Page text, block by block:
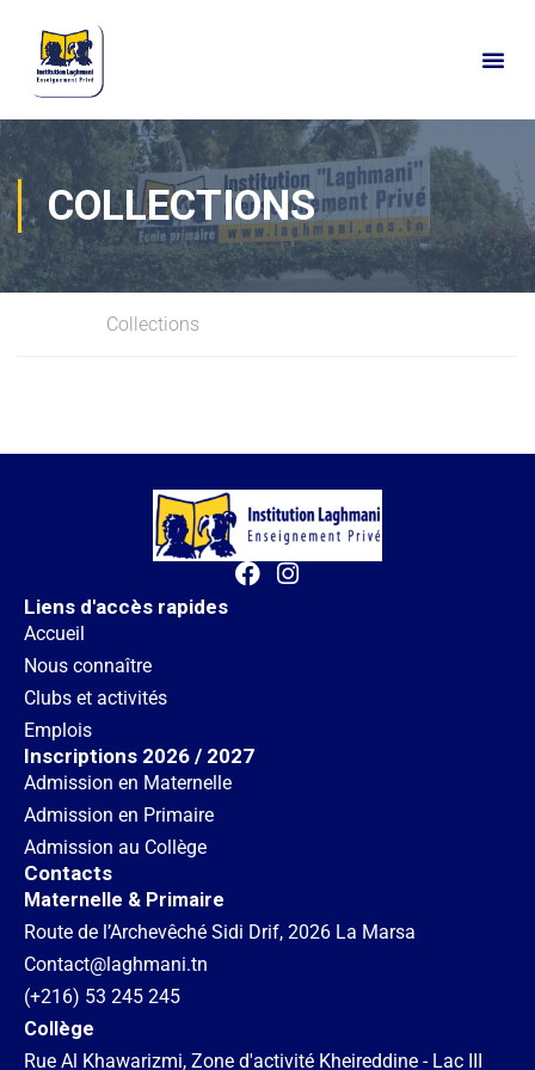
COLLECTIONS
Collections
Liens d'accès rapides
Accueil
Nous connaître
Clubs et activités
Emplois
Inscriptions 2026 / 2027
Admission en Maternelle
Admission en Primaire
Admission au Collège
Contacts
Maternelle & Primaire
Route de l’Archevêché Sidi Drif, 2026 La Marsa
Contact@laghmani.tn
(+216) 53 245 245
Collège
Rue Al Khawarizmi, Zone d'activité Kheireddine - Lac III